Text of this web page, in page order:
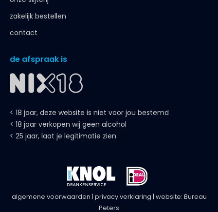
onze slijterij
zakelijk bestellen
de afspraak is
< 18 jaar, deze website is niet voor jou bestemd
< 18 jaar verkopen wij geen alcohol
privacy verklaring